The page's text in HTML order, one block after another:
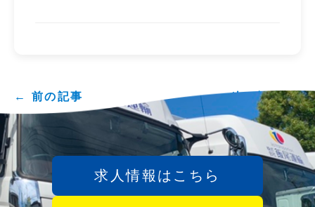
← 前の記事 次の記事 →
求人情報はこちら